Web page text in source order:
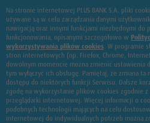
Na stronie internetowej PLUS BANK S.A. pliki
używane są w celu zarządzania danymi
nawigacją oraz innymi funkcjami niezbędnymi do
funkcjonowania, opisanymi szczegółowo w
wykorzystywania plików cookies. W programie
stron internetowych (np. Firefox, Chrome,
dowolnym momencie można zmienić ustawienia
tym wyłączyć ich obsługę. Pamiętaj, że zmiana
dostępu do niektórych funkcji Serwisu. Dalsze
zgodę na wykorzystanie plików cookies zgodnie
przeglądarki internetowej. Więcej informacji o
podobnych technologii mających na celu
internetowej do indywidualnych potrzeb można